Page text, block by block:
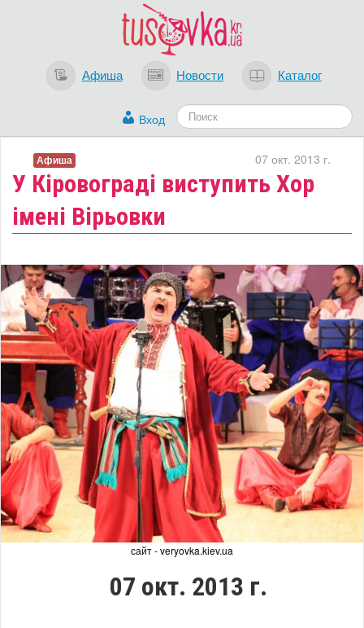
Афиша Новости Каталог
Вход
У Кіровограді виступить Хор
імені Вірьовки
07 окт. 2013 г.
Афиша
сайт - veryovka.kiev.ua
07 окт. 2013 г.